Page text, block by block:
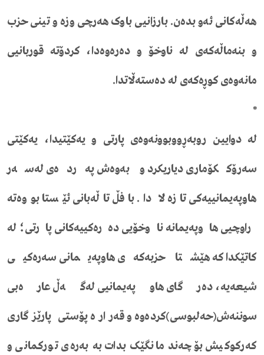
هەڵەکانی ئەو بدەن. بارزانیی باوک هەرچی وزە و تینی حزب
و بنەماڵەکەی لە ناوخۆ و دەرەوەدا، کردۆتە قوربانیی
مانەوەی کوڕەکەی لە دەستەڵاتدا.
*
لە دوایین روبەڕووبوونەوەی پارتی و یەکێتیدا، یەکێتی
سەرۆککۆماری دیاریکرد و بەوەش پەردەی لەسەر
هاوپەیمانییەکی تازە لا دا. بافڵ تاڵەبانی ئێستا بووەتە
راوچیی هاوپەیمانە ناوخۆیی دەرەکییەکانی پارتی؛ لە
کاتێکدا کە هێشتا حزبەکەی هاوپەیمانی سەرەکیی
شیعەیە، دەرگای هاوپەیمانیی لەگەڵ عارەبی
سوننەش(حەلبوسی)کردەوە و قەرارە پۆستی پارێزگاری
کەرکوکیش بۆ چەند مانگێک بدات بە بەرەی تورکمانی و